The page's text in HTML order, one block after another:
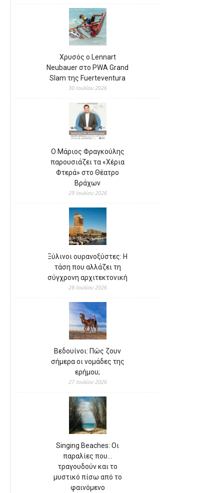
Χρυσός ο Lennart
Neubauer στο PWA Grand
Slam της Fuerteventura
30 Ιουλίου 2026
Ο Μάριος Φραγκούλης
παρουσιάζει τα «Χέρια
Φτερά» στο Θέατρο
Βράχων
29 Ιουλίου 2026
Ξύλινοι ουρανοξύστες: Η
τάση που αλλάζει τη
σύγχρονη αρχιτεκτονική
28 Ιουλίου 2026
Βεδουίνοι: Πώς ζουν
σήμερα οι νομάδες της
ερήμου;
27 Ιουλίου 2026
Singing Beaches: Οι
παραλίες που…
τραγουδούν και το
μυστικό πίσω από το
φαινόμενο